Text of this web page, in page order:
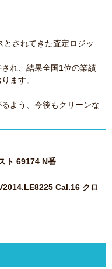
とされてきた査定ロジッ
れ、結果全国1位の業績
ます。
よう、今後もクリーンな
ト 69174 N番
Cal.16 クロ